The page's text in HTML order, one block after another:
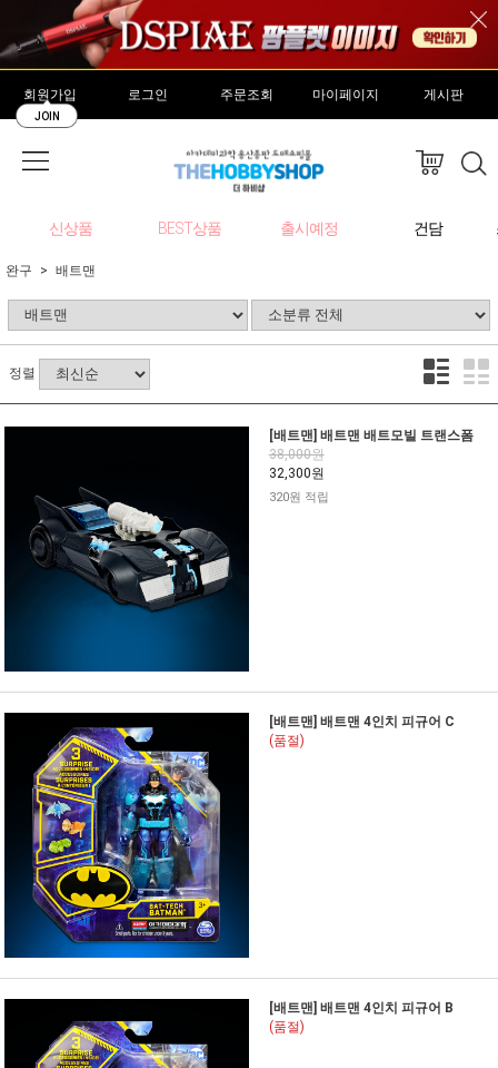
회원가입
JOIN
로그인 주문조회 마이페이지 게시판
신상품 BEST상품 출시예정 건담
완구 배트맨
정렬
[배트맨] 배트맨 배트모빌 트랜스폼
38,000원
32,300원
320원 적립
[배트맨] 배트맨 4인치 피규어 C
(품절)
[배트맨] 배트맨 4인치 피규어 B
(품절)